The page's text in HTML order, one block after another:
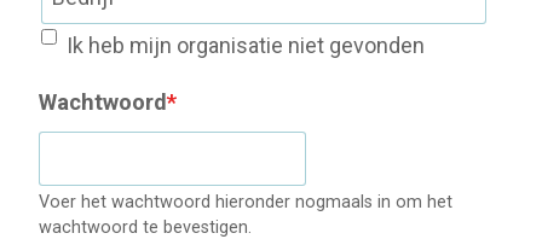
Ik heb mijn organisatie niet gevonden
Wachtwoord*
Voer het wachtwoord hieronder nogmaals in om het
wachtwoord te bevestigen.